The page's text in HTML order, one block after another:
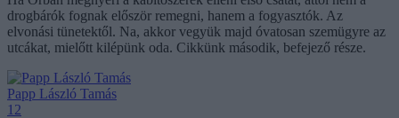
drogbárók fognak először remegni, hanem a fogyasztók. Az
elvonási tünetektől. Na, akkor vegyük majd óvatosan szemügyre az
utcákat, mielőtt kilépünk oda. Cikkünk második, befejező része.
Papp László Tamás
12